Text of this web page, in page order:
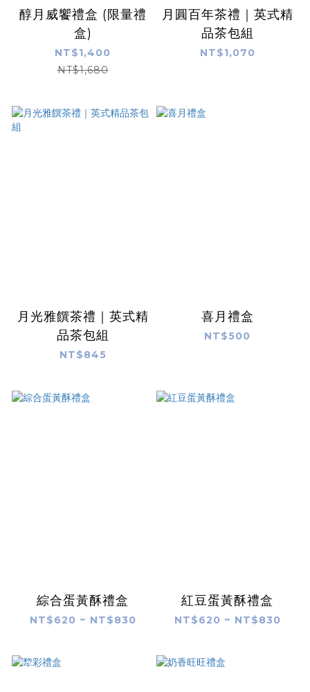
醇月威饗禮盒 (限量禮
盒)
NT$1,400
NT$1,680
月圓百年茶禮｜英式精
品茶包組
NT$1,070
月光雅饌茶禮｜英式精
品茶包組
NT$845
喜月禮盒
NT$500
綜合蛋黃酥禮盒
NT$620 ~ NT$830
紅豆蛋黃酥禮盒
NT$620 ~ NT$830